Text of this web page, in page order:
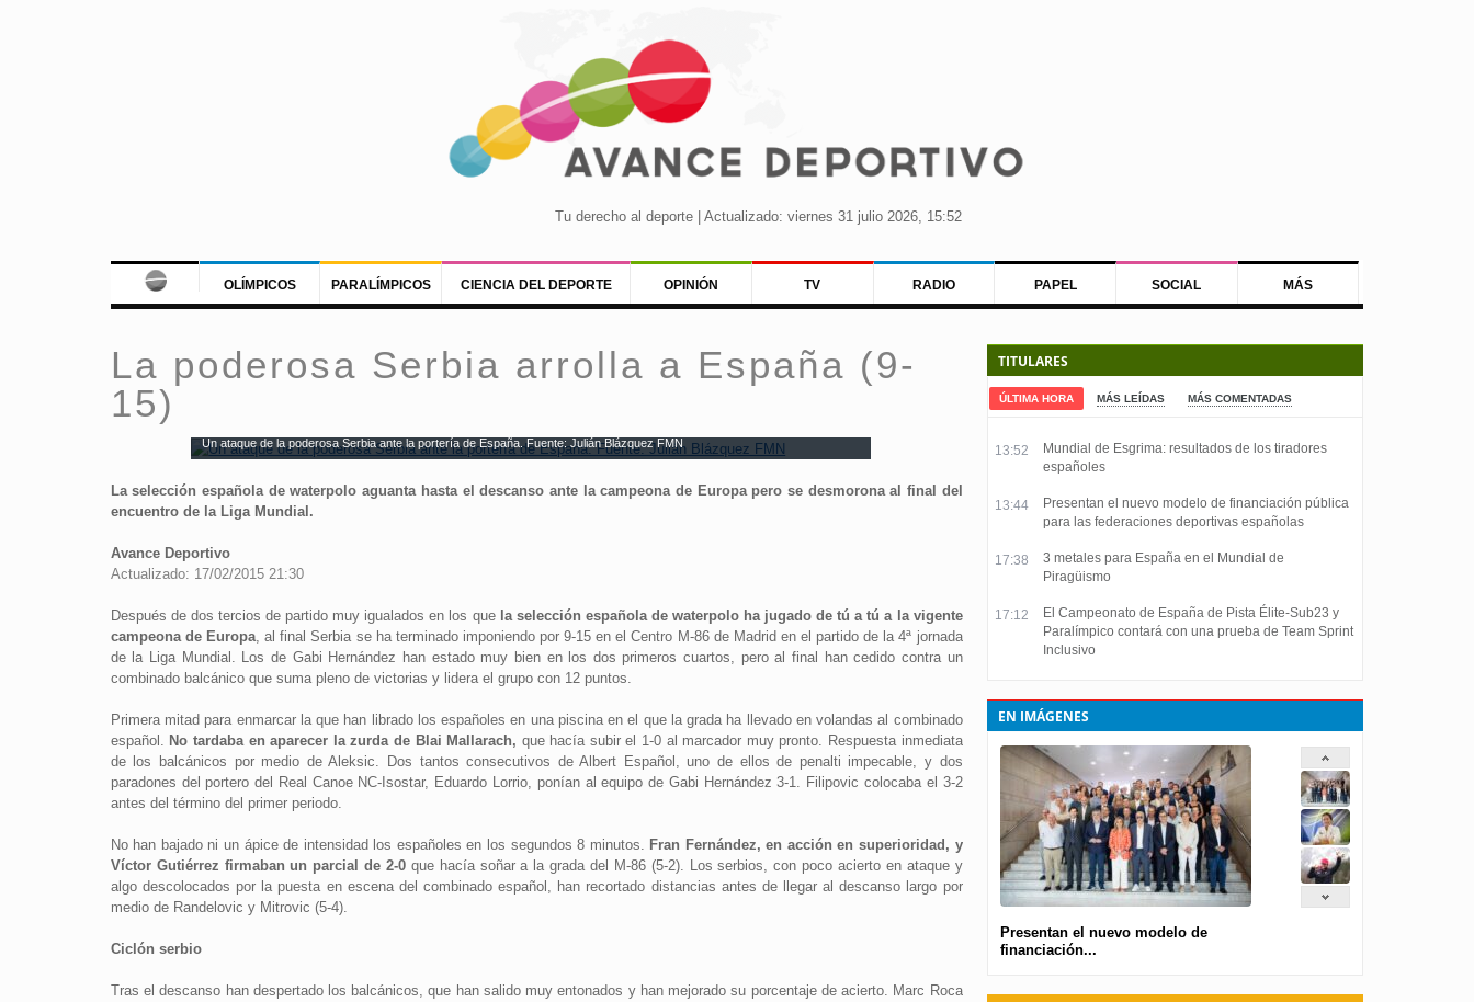
Tu derecho al deporte | Actualizado: viernes 31 julio 2026, 15:52
OLÍMPICOS PARALÍMPICOS CIENCIA DEL DEPORTE OPINIÓN TV RADIO PAPEL SOCIAL MÁS
La poderosa Serbia arrolla a España (9-
15)
Un ataque de la poderosa Serbia ante la portería de España. Fuente: Julián Blázquez FMN
La selección española de waterpolo aguanta hasta el descanso ante la campeona de Europa pero se desmorona al final del
encuentro de la Liga Mundial.
Avance Deportivo
Actualizado: 17/02/2015 21:30
Después de dos tercios de partido muy igualados en los quela selección española de waterpolo ha jugado de tú a tú a la vigente
campeona de Europa, al final Serbia se ha terminado imponiendo por 9-15 en el Centro M-86 de Madrid en el partido de la 4ª jornada
de la Liga Mundial. Los de Gabi Hernández han estado muy bien en los dos primeros cuartos, pero al final han cedido contra un
combinado balcánico que suma pleno de victorias y lidera el grupo con 12 puntos.
Primera mitad para enmarcar la que han librado los españoles en una piscina en el que la grada ha llevado en volandas al combinado
español. No tardaba en aparecer la zurda de Blai Mallarach, que hacía subir el 1-0 al marcador muy pronto. Respuesta inmediata
de los balcánicos por medio de Aleksic. Dos tantos consecutivos de Albert Español, uno de ellos de penalti impecable, y dos
paradones del portero del Real Canoe NC-Isostar, Eduardo Lorrio, ponían al equipo de Gabi Hernández 3-1. Filipovic colocaba el 3-2
antes del término del primer periodo.
No han bajado ni un ápice de intensidad los españoles en los segundos 8 minutos. Fran Fernández, en acción en superioridad, y
Víctor Gutiérrez firmaban un parcial de 2-0que hacía soñar a la grada del M-86 (5-2). Los serbios, con poco acierto en ataque y
algo descolocados por la puesta en escena del combinado español, han recortado distancias antes de llegar al descanso largo por
medio de Randelovic y Mitrovic (5-4).
Ciclón serbio
Tras el descanso han despertado los balcánicos, que han salido muy entonados y han mejorado su porcentaje de acierto. Marc Roca
TITULARES
ÚLTIMA HORA MÁS LEÍDAS MÁS COMENTADAS
13:52
Mundial de Esgrima: resultados de los tiradores
españoles
13:44
Presentan el nuevo modelo de financiación pública
para las federaciones deportivas españolas
17:38
3 metales para España en el Mundial de
Piragüismo
17:12
El Campeonato de España de Pista Élite-Sub23 y
Paralímpico contará con una prueba de Team Sprint
Inclusivo
EN IMÁGENES
Presentan el nuevo modelo de
financiación...